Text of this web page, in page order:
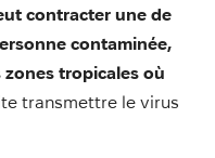
contracter une de
contaminée,
zones tropicales où
transmettre le virus